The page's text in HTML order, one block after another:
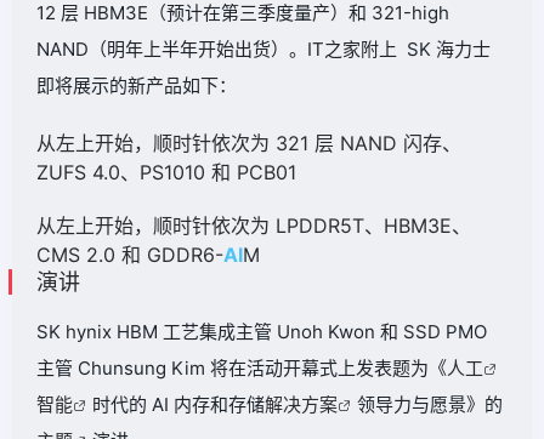
12 层 HBM3E（预计在第三季度量产）和 321-high
NAND（明年上半年开始出货）。IT之家附上 SK 海力士
即将展示的新产品如下：
从左上开始，顺时针依次为 321 层 NAND 闪存、
ZUFS 4.0、PS1010 和 PCB01
从左上开始，顺时针依次为 LPDDR5T、HBM3E、
CMS 2.0 和 GDDR6-AIM
演讲
SK hynix HBM 工艺集成主管 Unoh Kwon 和 SSD PMO
主管 Chunsung Kim 将在活动开幕式上发表题为《人工
智能
时代的 AI 内存和存储解决方案
领导力与愿景》的